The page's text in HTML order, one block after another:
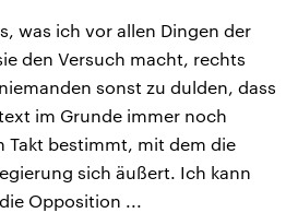
was ich vor allen Dingen der
den Versuch macht, rechts
sonst zu dulden, dass
im Grunde immer noch
Takt bestimmt, mit dem die
sich äußert. Ich kann
Opposition ...